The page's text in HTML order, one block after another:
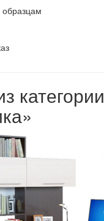
категории